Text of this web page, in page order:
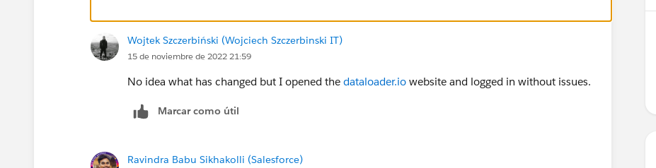
Wojtek Szczerbiński (Wojciech Szczerbinski IT)
15 de noviembre de 2022 21:59
No idea what has changed but I opened the dataloader.io website and logged in without issues.
Marcar como útil
Ravindra Babu Sikhakolli (Salesforce)